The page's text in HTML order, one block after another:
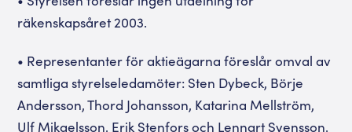
räkenskapsåret 2003.
• Representanter för aktieägarna föreslår omval av
samtliga styrelseledamöter: Sten Dybeck, Börje
Andersson, Thord Johansson, Katarina Mellström,
Ulf Mikaelsson, Erik Stenfors och Lennart Svensson.